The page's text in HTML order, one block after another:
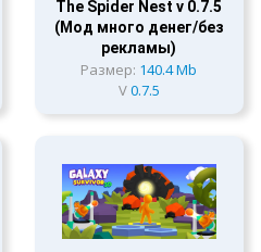
The Spider Nest v 0.7.5
(Мод много денег/без
рекламы)
Размер: 140.4 Mb
V0.7.5